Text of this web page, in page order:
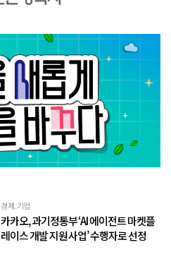
경제.기업
카카오, 과기정통부 ‘AI 에이전트 마켓플
레이스 개발 지원 사업’ 수행자로 선정